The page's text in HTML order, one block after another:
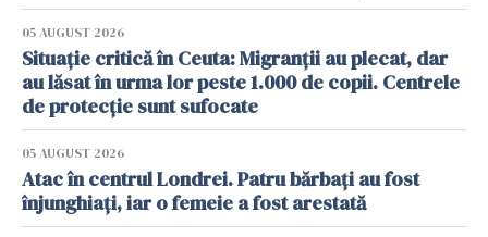
05 AUGUST 2026
Situație critică în Ceuta: Migranții au plecat, dar
au lăsat în urma lor peste 1.000 de copii. Centrele
de protecție sunt sufocate
05 AUGUST 2026
Atac în centrul Londrei. Patru bărbați au fost
înjunghiați, iar o femeie a fost arestată